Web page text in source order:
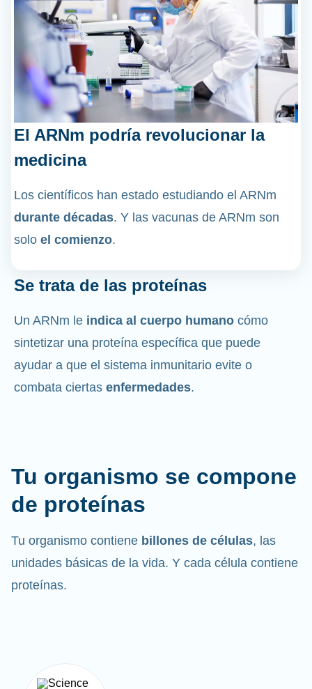
El ARNm podría revolucionar la
medicina
Los científicos han estado estudiando el ARNm
durante décadas. Y las vacunas de ARNm son
solo el comienzo.
Se trata de las proteínas
Un ARNm le indica al cuerpo humano cómo
sintetizar una proteína específica que puede
ayudar a que el sistema inmunitario evite o
combata ciertas enfermedades.
Tu organismo se compone
de proteínas
Tu organismo contiene billones de células, las
unidades básicas de la vida. Y cada célula contiene
proteínas.